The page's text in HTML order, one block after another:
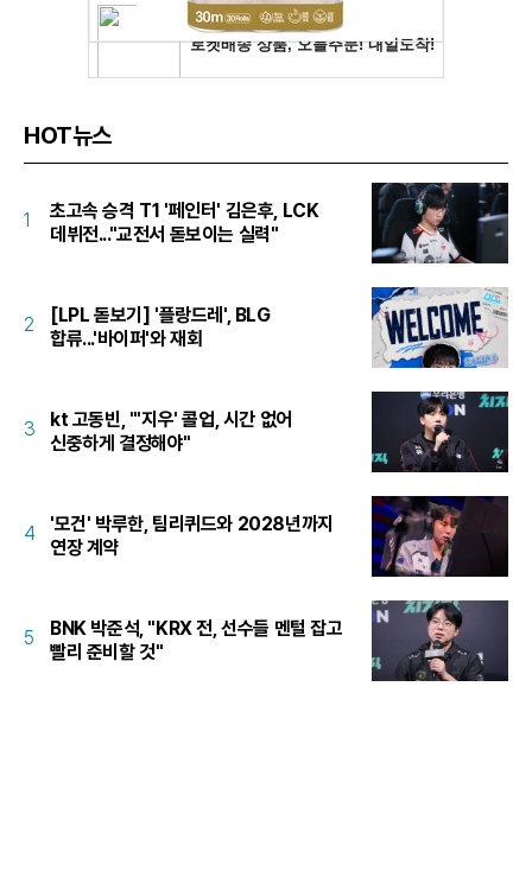
HOT뉴스
1
초고속 승격 T1 '페인터' 김은후, LCK
데뷔전..."교전서 돋보이는 실력"
2
[LPL 돋보기] '플랑드레', BLG
합류...'바이퍼'와 재회
3
kt 고동빈, "'지우' 콜업, 시간 없어
신중하게 결정해야"
4
'모건' 박루한, 팀리퀴드와 2028년까지
연장 계약
5
BNK 박준석, "KRX 전, 선수들 멘털 잡고
빨리 준비할 것"